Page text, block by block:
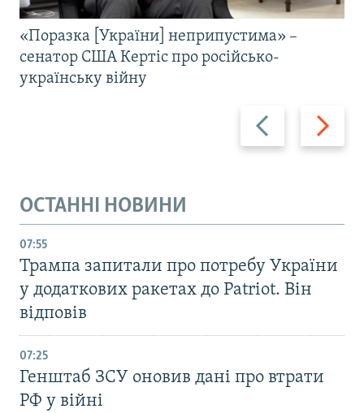
Назад Вперед
«Поразка [України] неприпустима» –
сенатор США Кертіс про російсько-
українську війну
ОСТАННІ НОВИНИ
07:55
Трампа запитали про потребу України
у додаткових ракетах до Patriot. Він
відповів
07:25
Генштаб ЗСУ оновив дані про втрати
РФ у війні